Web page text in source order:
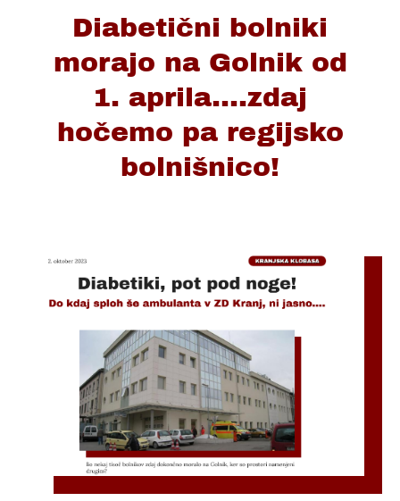
Diabetični bolniki
morajo na Golnik od
1. aprila....zdaj
hočemo pa regijsko
bolnišnico!